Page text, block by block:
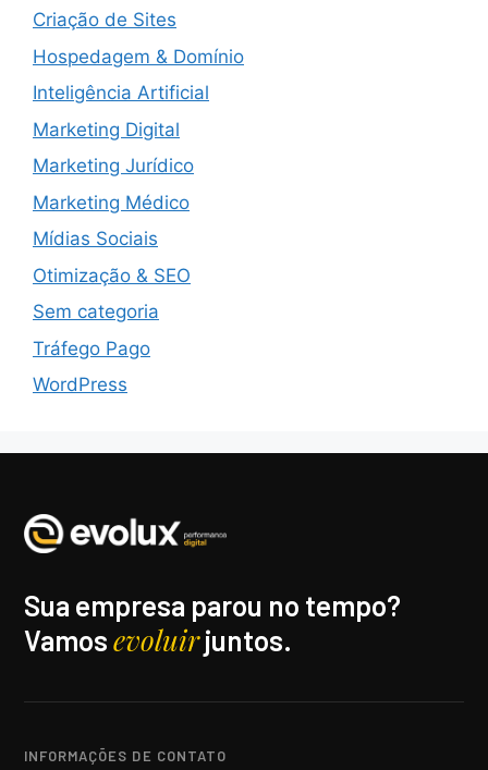
Criação de Sites
Hospedagem & Domínio
Inteligência Artificial
Marketing Digital
Marketing Jurídico
Marketing Médico
Mídias Sociais
Otimização & SEO
Sem categoria
Tráfego Pago
WordPress
Sua empresa parou no tempo?
Vamosevoluirjuntos.
INFORMAÇÕES DE CONTATO